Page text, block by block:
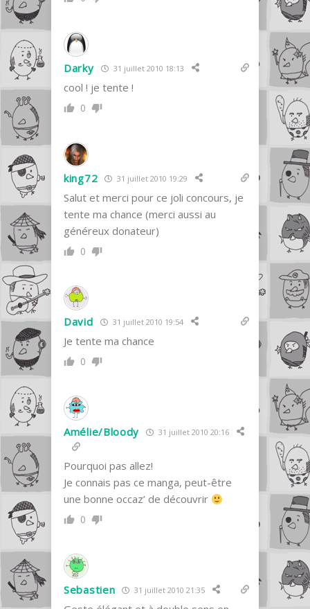
Darky 31 juillet 2010 18:13
cool ! je tente !
0
king72 31 juillet 2010 19:29
Salut et merci pour ce joli concours, je
tente ma chance (merci aussi au
généreux donateur)
0
David 31 juillet 2010 19:54
Je tente ma chance
0
Amélie/Bloody 31 juillet 2010 20:16
Pourquoi pas allez!
Je connais pas ce manga, peut-être
une bonne occaz’ de découvrir
0
Sebastien 31 juillet 2010 21:35